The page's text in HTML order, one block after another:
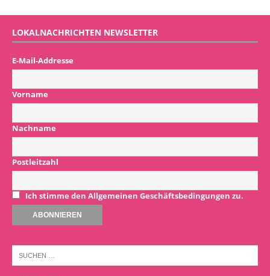
LOKALNACHRICHTEN NEWSLETTER
E-Mail-Addresse
Vorname
Nachname
Postleitzahl
Ich stimme den Allgemeinen Geschäftsbedingungen zu.